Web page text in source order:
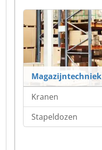
Magazijntechniek
Kranen
Stapeldozen